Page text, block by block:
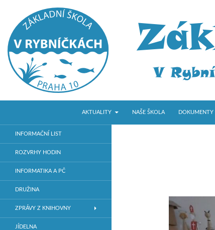
ZŠ V RybníčkáchAKTUALITY
NAŠE ŠKOLA DOKUMENTY
Základní škola v Praze 10
INFORMAČNÍ LIST
ROZVRHY HODIN
INFORMATIKA A PČ
DRUŽINA
ZPRÁVY Z KNIHOVNY
JÍDELNA